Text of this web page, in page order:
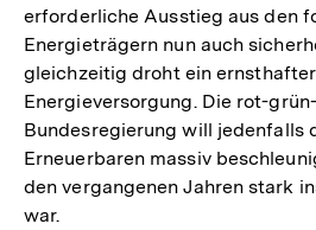
erforderliche Ausstieg aus den
Energieträgern nun auch
gleichzeitig droht ein
Energieversorgung. Die rot-
Bundesregierung will jedenfalls
Erneuerbaren massiv
den vergangenen Jahren stark
war.